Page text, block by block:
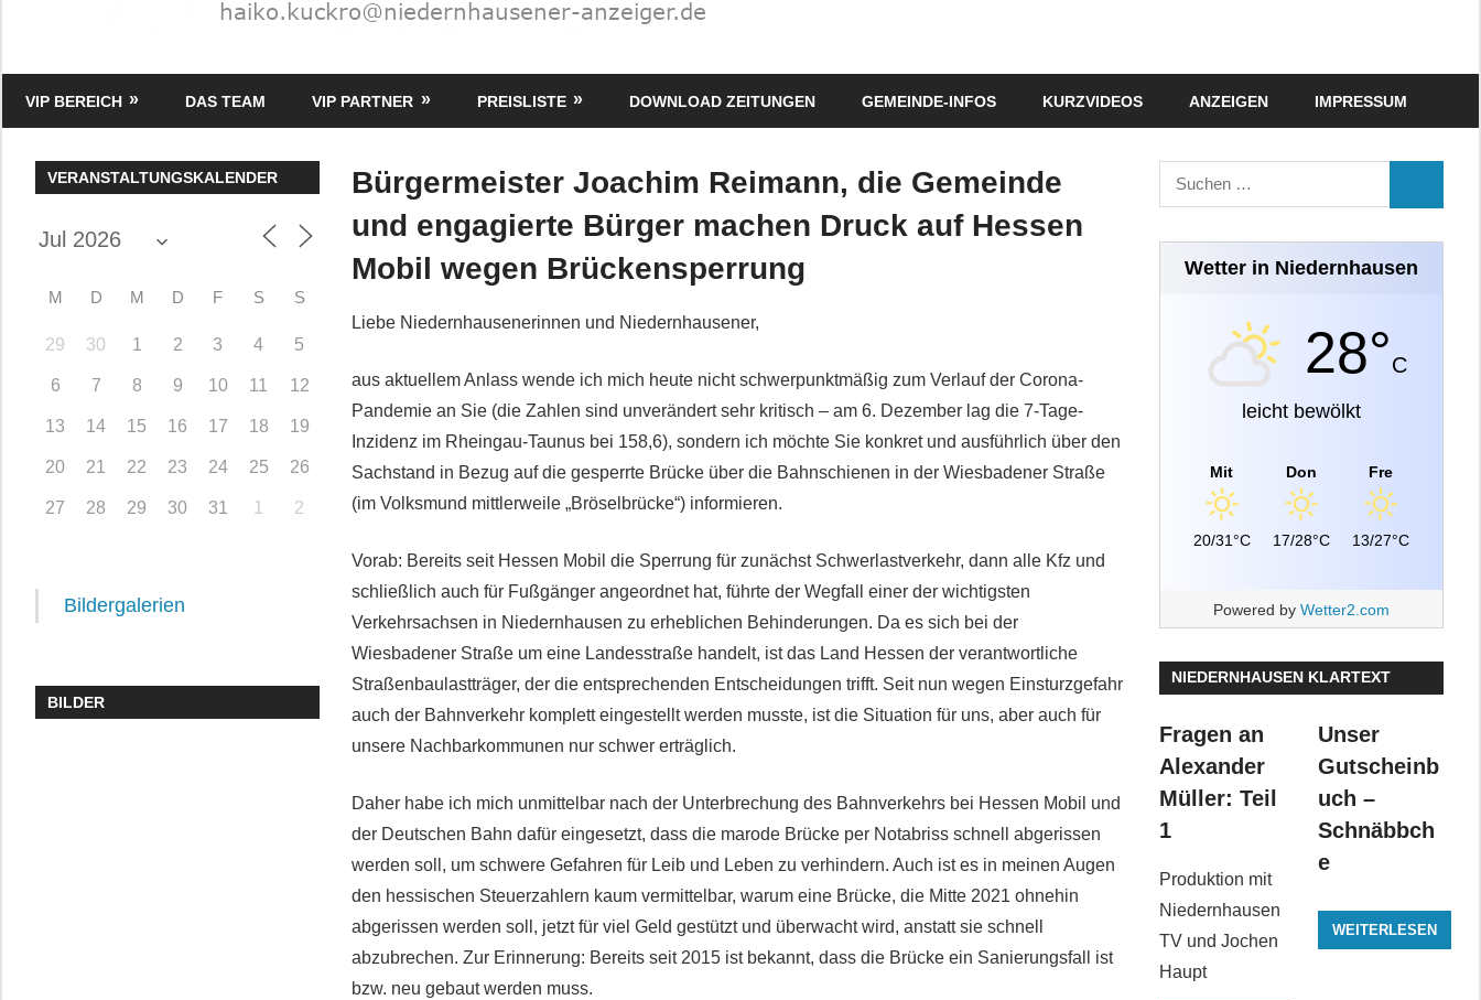
–
Media
VIP BEREICH DAS TEAM VIP PARTNER PREISLISTE DOWNLOAD ZEITUNGEN GEMEINDE-INFOS KURZVIDEOS ANZEIGEN IMPRESSUM
Bürgermeister Joachim Reimann, die Gemeinde
und engagierte Bürger machen Druck auf Hessen
Mobil wegen Brückensperrung
Liebe Niedernhausenerinnen und Niedernhausener,
aus aktuellem Anlass wende ich mich heute nicht schwerpunktmäßig zum Verlauf der Corona-
Pandemie an Sie (die Zahlen sind unverändert sehr kritisch – am 6. Dezember lag die 7-Tage-
Inzidenz im Rheingau-Taunus bei 158,6), sondern ich möchte Sie konkret und ausführlich über den
Sachstand in Bezug auf die gesperrte Brücke über die Bahnschienen in der Wiesbadener Straße
(im Volksmund mittlerweile „Bröselbrücke“) informieren.
Vorab: Bereits seit Hessen Mobil die Sperrung für zunächst Schwerlastverkehr, dann alle Kfz und
schließlich auch für Fußgänger angeordnet hat, führte der Wegfall einer der wichtigsten
Verkehrsachsen in Niedernhausen zu erheblichen Behinderungen. Da es sich bei der
Wiesbadener Straße um eine Landesstraße handelt, ist das Land Hessen der verantwortliche
Straßenbaulastträger, der die entsprechenden Entscheidungen trifft. Seit nun wegen Einsturzgefahr
auch der Bahnverkehr komplett eingestellt werden musste, ist die Situation für uns, aber auch für
unsere Nachbarkommunen nur schwer erträglich.
Daher habe ich mich unmittelbar nach der Unterbrechung des Bahnverkehrs bei Hessen Mobil und
der Deutschen Bahn dafür eingesetzt, dass die marode Brücke per Notabriss schnell abgerissen
werden soll, um schwere Gefahren für Leib und Leben zu verhindern. Auch ist es in meinen Augen
den hessischen Steuerzahlern kaum vermittelbar, warum eine Brücke, die Mitte 2021 ohnehin
abgerissen werden soll, jetzt für viel Geld gestützt und überwacht wird, anstatt sie schnell
abzubrechen. Zur Erinnerung: Bereits seit 2015 ist bekannt, dass die Brücke ein Sanierungsfall ist
bzw. neu gebaut werden muss.
VERANSTALTUNGSKALENDER
M D M D F S S
29 30 1 2 3 4 5
6 7 8 9 10 11 12
13 14 15 16 17 18 19
20 21 22 23 24 25 26
27 28 29 30 31 1 2
Bildergalerien
BILDER
Suchen
nach:
Wetter in Niedernhausen
28°C
leicht bewölkt
Mit
20/31°C
Don
17/28°C
Fre
13/27°C
Powered by Wetter2.com
NIEDERNHAUSEN KLARTEXT
Fragen an
Alexander
Müller: Teil
1
Produktion mit
Niedernhausen
TV und Jochen
Haupt
Unser
Gutscheinb
uch –
Schnäbbch
e
WEITERLESEN